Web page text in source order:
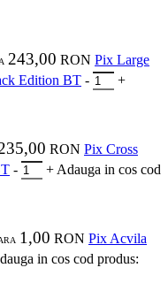
243,00 RON Pix Large
Edition BT -
+
RON Pix Cross
- + Adauga in cos cod
1,00 RON Pix Acvila
in cos cod produs: